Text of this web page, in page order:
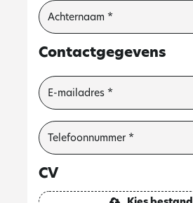
Contactgegevens
CV